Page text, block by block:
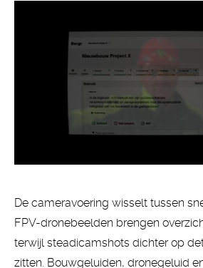
De cameravoering wisselt tussen
FPV-dronebeelden brengen
terwijl steadicamshots dichter op
zitten. Bouwgeluiden, dronegeluid